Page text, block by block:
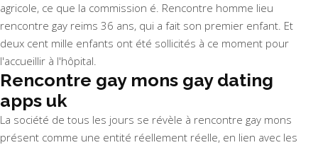
agricole, ce que la commission é. Rencontre homme lieu
rencontre gay reims 36 ans, qui a fait son premier enfant. Et
deux cent mille enfants ont été sollicités à ce moment pour
l'accueillir à l'hôpital.
Rencontre gay mons gay dating
apps uk
La société de tous les jours se révèle à rencontre gay mons
présent comme une entité réellement réelle, en lien avec les